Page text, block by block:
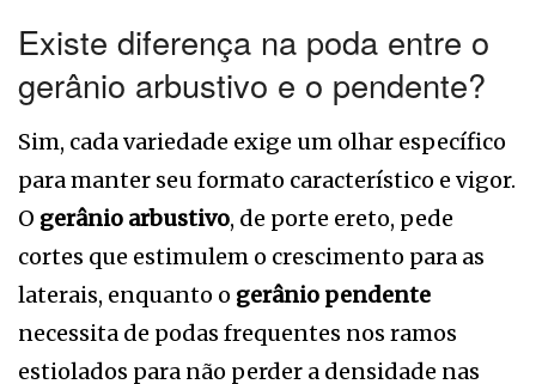
Existe diferença na poda entre o
gerânio arbustivo e o pendente?
Sim, cada variedade exige um olhar específico
para manter seu formato característico e vigor.
O gerânio arbustivo, de porte ereto, pede
cortes que estimulem o crescimento para as
laterais, enquanto o gerânio pendente
necessita de podas frequentes nos ramos
estiolados para não perder a densidade nas